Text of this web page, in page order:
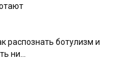
распознать ботулизм и
ни...